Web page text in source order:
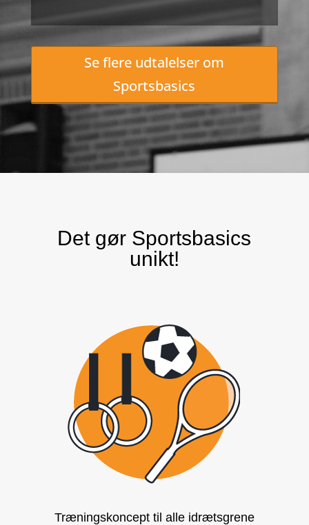
Se flere udtalelser om
Sportsbasics
Det gør Sportsbasics
unikt!
Træningskoncept til alle idrætsgrene